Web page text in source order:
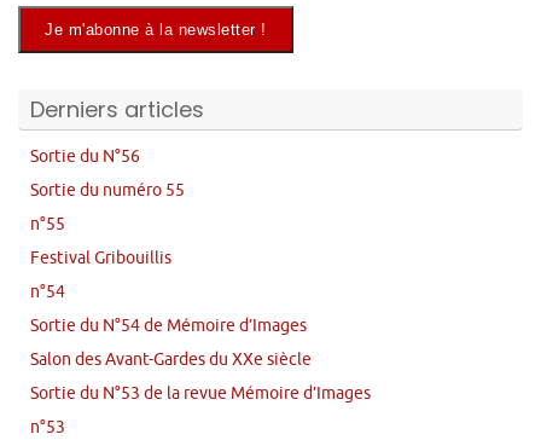
Derniers articles
Sortie du N°56
Sortie du numéro 55
n°55
Festival Gribouillis
n°54
Sortie du N°54 de Mémoire d’Images
Salon des Avant-Gardes du XXe siècle
Sortie du N°53 de la revue Mémoire d’Images
n°53